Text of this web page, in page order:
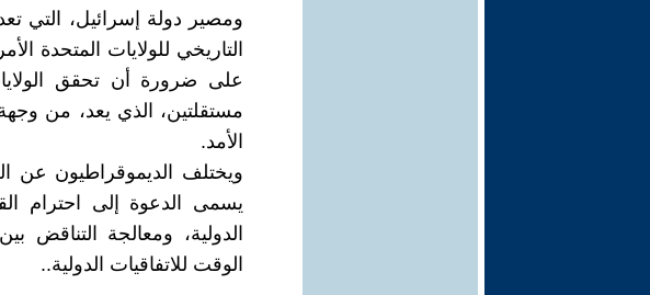
ومصير دولة إسرائيل، التي
التاريخي للولايات المتحدة
على ضرورة أن تحقق
مستقلتين، الذي يعد، من
الأمد.
ويختلف الديموقراطيون عن
يسمى الدعوة إلى احترام
الدولية، ومعالجة التناقض
الوقت للاتفاقيات الدولية..